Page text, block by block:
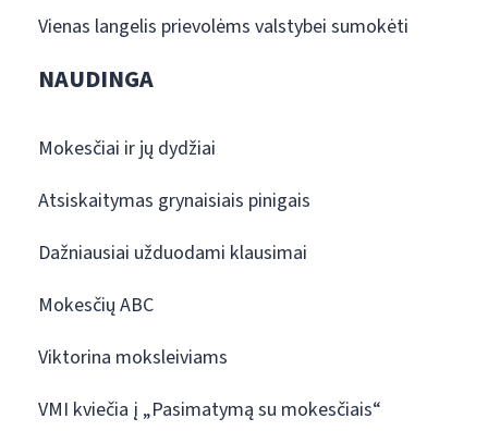
Vienas langelis prievolėms valstybei sumokėti
NAUDINGA
Mokesčiai ir jų dydžiai
Atsiskaitymas grynaisiais pinigais
Dažniausiai užduodami klausimai
Mokesčių ABC
Viktorina moksleiviams
VMI kviečia į „Pasimatymą su mokesčiais“